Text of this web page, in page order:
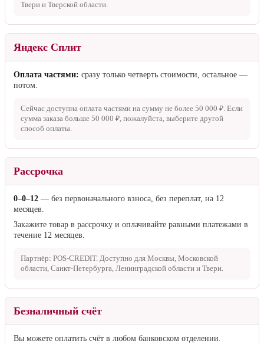
Твери и Тверской области.
Яндекс Сплит
Оплата частями: сразу только четверть стоимости, остальное —
потом.
Сейчас доступна оплата частями на сумму не более 50 000 ₽. Если
сумма заказа больше 50 000 ₽, пожалуйста, выберите другой
способ оплаты.
Рассрочка
0–0–12 — без первоначального взноса, без переплат, на 12
месяцев.
Закажите товар в рассрочку и оплачивайте равными платежами в
течение 12 месяцев.
Партнёр: POS-CREDIT. Доступно для Москвы, Московской
области, Санкт-Петербурга, Ленинградской области и Твери.
Безналичный счёт
Вы можете оплатить счёт в любом банковском отделении.